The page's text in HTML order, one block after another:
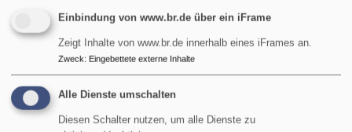
Einbindung von www.br.de über ein iFrame
Zeigt Inhalte von www.br.de innerhalb eines iFrames an.
Zweck: Eingebettete externe Inhalte
Alle Dienste umschalten
Diesen Schalter nutzen, um alle Dienste zu